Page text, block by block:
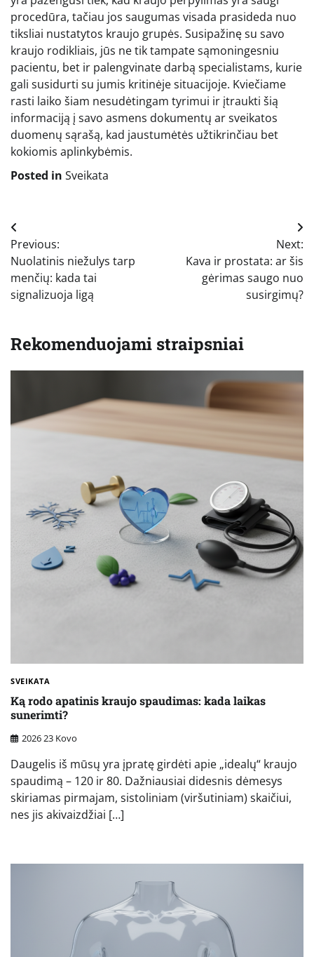
procedūra, tačiau jos saugumas visada prasideda nuo
tiksliai nustatytos kraujo grupės. Susipažinę su savo
kraujo rodikliais, jūs ne tik tampate sąmoningesniu
pacientu, bet ir palengvinate darbą specialistams, kurie
gali susidurti su jumis kritinėje situacijoje. Kviečiame
rasti laiko šiam nesudėtingam tyrimui ir įtraukti šią
informaciją į savo asmens dokumentų ar sveikatos
duomenų sąrašą, kad jaustumėtės užtikrinčiau bet
kokiomis aplinkybėmis.
Posted in Sveikata
Navigacija
tarp
įrašų
Previous:
Nuolatinis niežulys tarp
menčių: kada tai
signalizuoja ligą
Next:
Kava ir prostata: ar šis
gėrimas saugo nuo
susirgimų?
Rekomenduojami straipsniai
SVEIKATA
Ką rodo apatinis kraujo spaudimas: kada laikas
sunerimti?
2026 23 Kovo
Daugelis iš mūsų yra įpratę girdėti apie „idealų“ kraujo
spaudimą – 120 ir 80. Dažniausiai didesnis dėmesys
skiriamas pirmajam, sistoliniam (viršutiniam) skaičiui,
nes jis akivaizdžiai […]